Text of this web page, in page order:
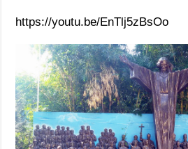
https://youtu.be/EnTlj5zBsOo